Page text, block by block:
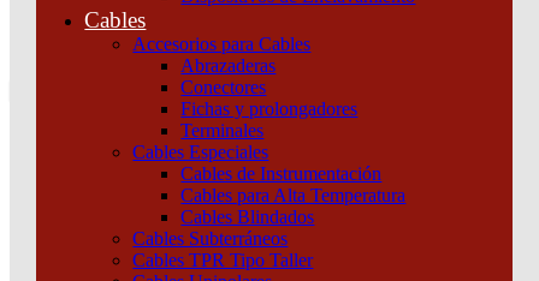
Cables
Accesorios para Cables
Abrazaderas
Conectores
Fichas y prolongadores
Terminales
Cables Especiales
Cables de Instrumentación
Cables para Alta Temperatura
Cables Blindados
Cables Subterráneos
Cables TPR Tipo Taller
UPS y Protectores de Tensión/UPS (Uninterruptible Power
Sistema UPS trifásico (3:3) Easy UPS 3S de 10 kVA, 400
V con baterías internas – 15 minutos de autonomía Schneider